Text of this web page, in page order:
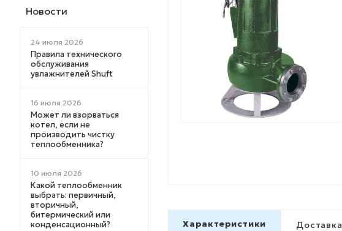
Характеристики Доставка
Новости
24 июля 2026
Правила технического
обслуживания
увлажнителей Shuft
16 июля 2026
Может ли взорваться
котел, если не
производить чистку
теплообменника?
10 июля 2026
Какой теплообменник
выбрать: первичный,
вторичный,
битермический или
конденсационный?